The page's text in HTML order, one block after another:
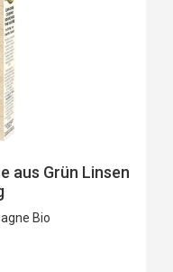
aus Grün Linsen
Bio